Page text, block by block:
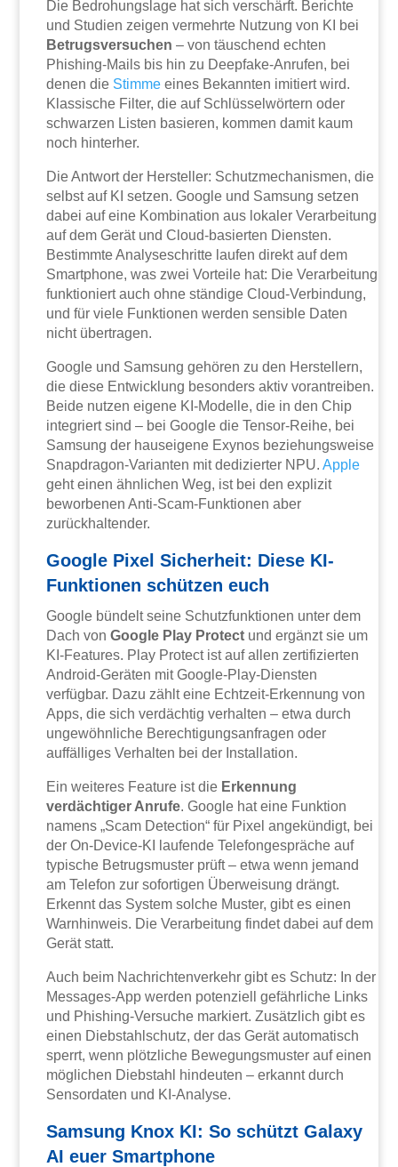
Die Bedrohungslage hat sich verschärft. Berichte
und Studien zeigen vermehrte Nutzung von KI bei
Betrugsversuchen – von täuschend echten
Phishing-Mails bis hin zu Deepfake-Anrufen, bei
denen die Stimme eines Bekannten imitiert wird.
Klassische Filter, die auf Schlüsselwörtern oder
schwarzen Listen basieren, kommen damit kaum
noch hinterher.
Die Antwort der Hersteller: Schutzmechanismen, die
selbst auf KI setzen. Google und Samsung setzen
dabei auf eine Kombination aus lokaler Verarbeitung
auf dem Gerät und Cloud-basierten Diensten.
Bestimmte Analyseschritte laufen direkt auf dem
Smartphone, was zwei Vorteile hat: Die Verarbeitung
funktioniert auch ohne ständige Cloud-Verbindung,
und für viele Funktionen werden sensible Daten
nicht übertragen.
Google und Samsung gehören zu den Herstellern,
die diese Entwicklung besonders aktiv vorantreiben.
Beide nutzen eigene KI-Modelle, die in den Chip
integriert sind – bei Google die Tensor-Reihe, bei
Samsung der hauseigene Exynos beziehungsweise
Snapdragon-Varianten mit dedizierter NPU.Apple
geht einen ähnlichen Weg, ist bei den explizit
beworbenen Anti-Scam-Funktionen aber
zurückhaltender.
Google Pixel Sicherheit: Diese KI-
Funktionen schützen euch
Google bündelt seine Schutzfunktionen unter dem
Dach vonGoogle Play Protect und ergänzt sie um
KI-Features. Play Protect ist auf allen zertifizierten
Android-Geräten mit Google-Play-Diensten
verfügbar. Dazu zählt eine Echtzeit-Erkennung von
Apps, die sich verdächtig verhalten – etwa durch
ungewöhnliche Berechtigungsanfragen oder
auffälliges Verhalten bei der Installation.
Ein weiteres Feature ist die Erkennung
verdächtiger Anrufe. Google hat eine Funktion
namens „Scam Detection“ für Pixel angekündigt, bei
der On-Device-KI laufende Telefongespräche auf
typische Betrugsmuster prüft – etwa wenn jemand
am Telefon zur sofortigen Überweisung drängt.
Erkennt das System solche Muster, gibt es einen
Warnhinweis. Die Verarbeitung findet dabei auf dem
Gerät statt.
Auch beim Nachrichtenverkehr gibt es Schutz: In der
Messages-App werden potenziell gefährliche Links
und Phishing-Versuche markiert. Zusätzlich gibt es
einen Diebstahlschutz, der das Gerät automatisch
sperrt, wenn plötzliche Bewegungsmuster auf einen
möglichen Diebstahl hindeuten – erkannt durch
Sensordaten und KI-Analyse.
Samsung Knox KI: So schützt Galaxy
AI euer Smartphone